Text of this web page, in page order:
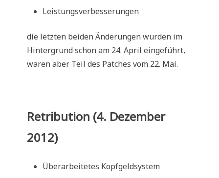
Leistungsverbesserungen
die letzten beiden Änderungen wurden im
Hintergrund schon am 24. April eingeführt,
waren aber Teil des Patches vom 22. Mai.
Retribution (4. Dezember
2012)
Überarbeitetes Kopfgeldsystem